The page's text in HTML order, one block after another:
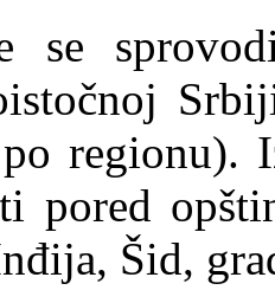
se
regionu).
pored
Šid,